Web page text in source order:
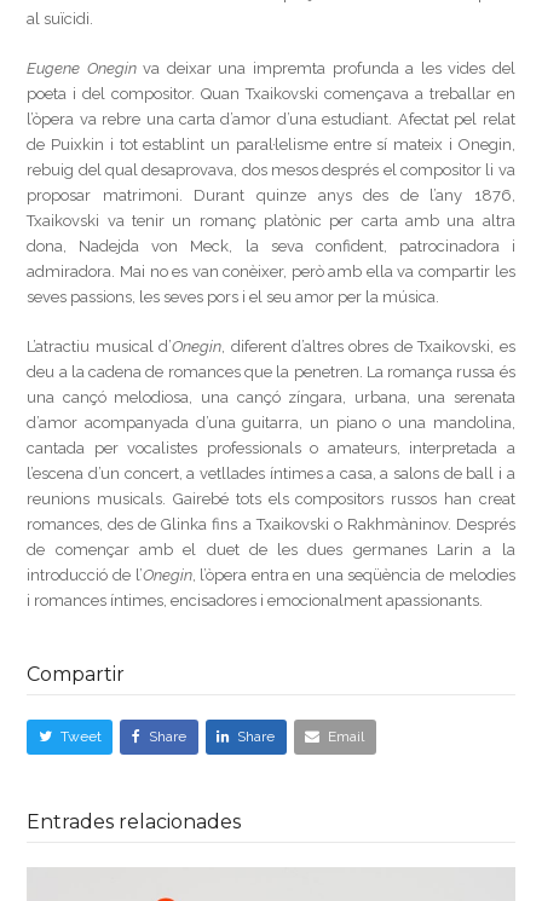
al suïcidi.
Eugene Oneginva deixar una impremta profunda a les vides del
poeta i del compositor. Quan Txaikovski començava a treballar en
l’òpera va rebre una carta d’amor d’una estudiant. Afectat pel relat
de Puixkin i tot establint un paral·lelisme entre sí mateix i Onegin,
rebuig del qual desaprovava, dos mesos després el compositor li va
proposar matrimoni. Durant quinze anys des de l’any 1876,
Txaikovski va tenir un romanç platònic per carta amb una altra
dona, Nadejda von Meck, la seva confident, patrocinadora i
admiradora. Mai no es van conèixer, però amb ella va compartir les
seves passions, les seves pors i el seu amor per la música.
L’atractiu musical d’Onegin, diferent d’altres obres de Txaikovski, es
deu a la cadena de romances que la penetren. La romança russa és
una cançó melodiosa, una cançó zíngara, urbana, una serenata
d’amor acompanyada d’una guitarra, un piano o una mandolina,
cantada per vocalistes professionals o amateurs, interpretada a
l’escena d’un concert, a vetllades íntimes a casa, a salons de ball i a
reunions musicals. Gairebé tots els compositors russos han creat
romances, des de Glinka fins a Txaikovski o Rakhmàninov. Després
de començar amb el duet de les dues germanes Larin a la
introducció de l’Onegin, l’òpera entra en una seqüència de melodies
i romances íntimes, encisadores i emocionalment apassionants.
Compartir
Tweet Share Share Email
Entrades relacionades